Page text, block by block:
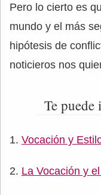
Pero lo cierto es
mundo y el más
hipótesis de
noticieros nos
Te puede
Vocación y
La Vocación y